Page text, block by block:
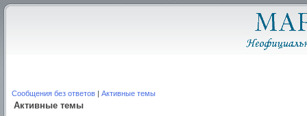
Сообщения без ответов | Активные темы
Активные темы